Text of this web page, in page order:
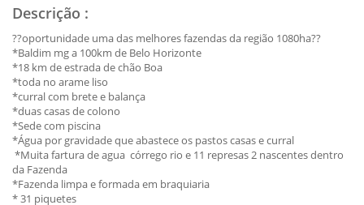
Descrição :
??oportunidade uma das melhores fazendas da região 1080ha??
*Baldim mg a 100km de Belo Horizonte
*18 km de estrada de chão Boa
*toda no arame liso
*curral com brete e balança
*duas casas de colono
*Sede com piscina
*Água por gravidade que abastece os pastos casas e curral
*Muita fartura de agua córrego rio e 11 represas 2 nascentes dentro
da Fazenda
*Fazenda limpa e formada em braquiaria
* 31 piquetes